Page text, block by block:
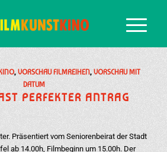
, VORSCHAU FILMREIHEN, VORSCHAU MIT
DATUM
PERFEKTER ANTRAG
Präsentiert vom Seniorenbeirat der Stadt
ab 14.00h, Filmbeginn um 15.00h. Der